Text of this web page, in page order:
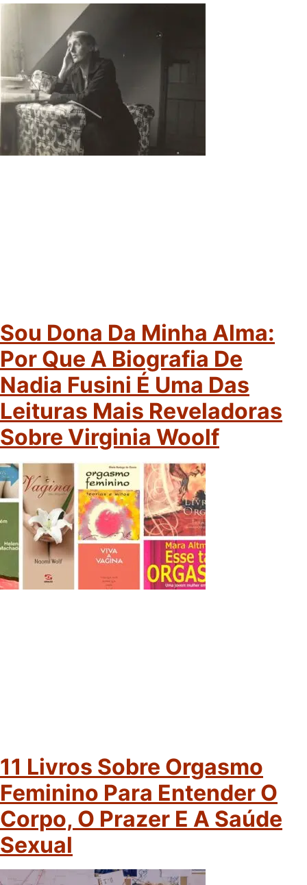
Sou Dona Da Minha Alma:
Por Que A Biografia De
Nadia Fusini É Uma Das
Leituras Mais Reveladoras
Sobre Virginia Woolf
11 Livros Sobre Orgasmo
Feminino Para Entender O
Corpo, O Prazer E A Saúde
Sexual